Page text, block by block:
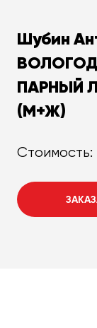
Шубин
ПАРНЫЙ
(М+Ж)
Стоимость: